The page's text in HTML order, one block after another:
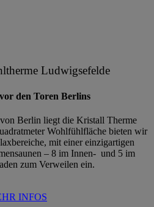
Ludwigsefelde
vor den Toren Berlins
Berlin liegt die Kristall Therme
Wohlfühlfläche bieten wir
mit einer einzigartigen
– 8 im Innen- und 5 im
zum Verweilen ein.
INFOS